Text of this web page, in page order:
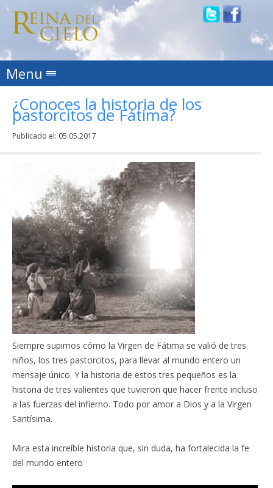
Menu Skip to content
¿Conoces la historia de los
pastorcitos de Fátima?
Publicado el: 05.05.2017
Siempre supimos cómo la Virgen de Fátima se valió de tres
niños, los tres pastorcitos, para llevar al mundo entero un
mensaje único. Y la historia de estos tres pequeños es la
historia de tres valientes que tuvieron que hacer frente incluso
a las fuerzas del infierno. Todo por amor a Dios y a la Virgen
Santísima.
Mira esta increíble historia que, sin duda, ha fortalecida la fe
del mundo entero